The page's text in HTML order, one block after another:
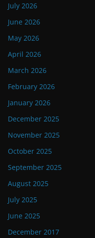
July 2026
June 2026
May 2026
April 2026
March 2026
February 2026
January 2026
December 2025
November 2025
October 2025
September 2025
August 2025
July 2025
June 2025
December 2017